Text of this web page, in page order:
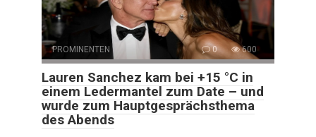
PROMINENTEN 0 600
Lauren Sanchez kam bei +15 °C in
einem Ledermantel zum Date – und
wurde zum Hauptgesprächsthema
des Abends